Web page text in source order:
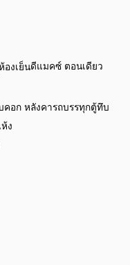
ดีแมคซ์ ตอนเดียว